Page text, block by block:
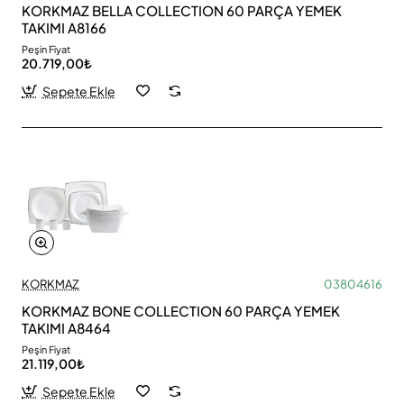
KORKMAZ BELLA COLLECTION 60 PARÇA YEMEK
TAKIMI A8166
Peşin Fiyat
20.719,00₺
Sepete Ekle
KORKMAZ 03804616
KORKMAZ BONE COLLECTION 60 PARÇA YEMEK
TAKIMI A8464
Peşin Fiyat
21.119,00₺
Sepete Ekle